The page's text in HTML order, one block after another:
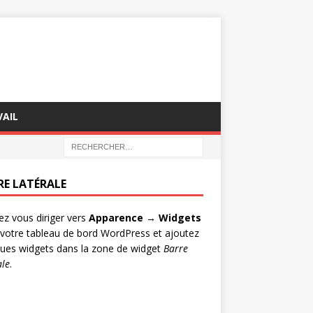
LATÉRALE
vous diriger vers Apparence → Widgets
tableau de bord WordPress et ajoutez
widgets dans la zone de widget Barre
.